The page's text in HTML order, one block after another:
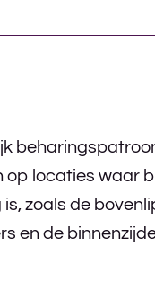
op locaties waar
zoals de
en de